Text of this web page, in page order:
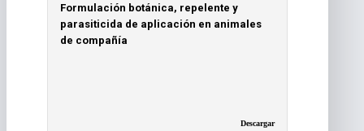
Formulación botánica, repelente y
parasiticida de aplicación en animales
de compañía
Descargar